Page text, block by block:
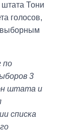
штата Тони
голосов,
по
3
штата и
списка